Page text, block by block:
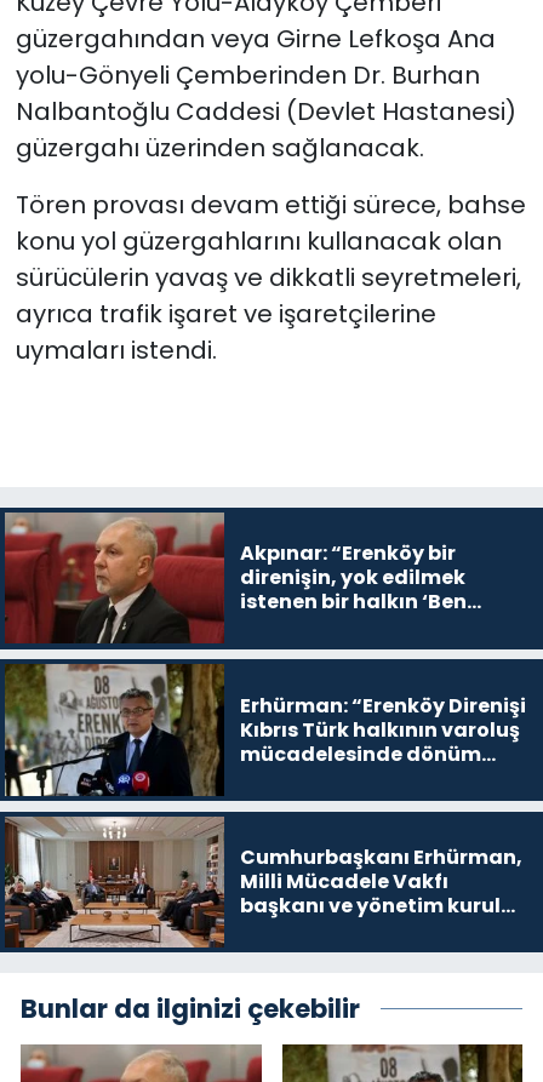
güzergahından veya Girne Lefkoşa Ana
yolu-Gönyeli Çemberinden Dr. Burhan
Nalbantoğlu Caddesi (Devlet Hastanesi)
güzergahı üzerinden sağlanacak.
Tören provası devam ettiği sürece, bahse
konu yol güzergahlarını kullanacak olan
sürücülerin yavaş ve dikkatli seyretmeleri,
ayrıca trafik işaret ve işaretçilerine
uymaları istendi.
Akpınar: “Erenköy bir
direnişin, yok edilmek
istenen bir halkın ‘Ben
devam edeceğim’ dediği
Erhürman: “Erenköy Direnişi
Kıbrıs Türk halkının varoluş
mücadelesinde dönüm
Cumhurbaşkanı Erhürman,
Milli Mücadele Vakfı
başkanı ve yönetim kurulu
Bunlar da ilginizi çekebilir